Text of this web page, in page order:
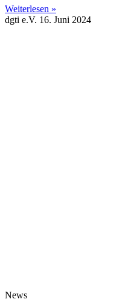
Weiterlesen »
dgti e.V. 16. Juni 2024
News